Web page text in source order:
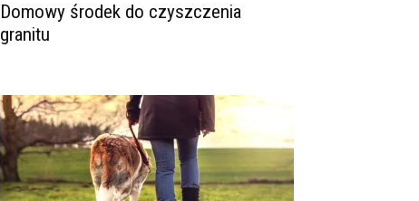
Domowy środek do czyszczenia
granitu